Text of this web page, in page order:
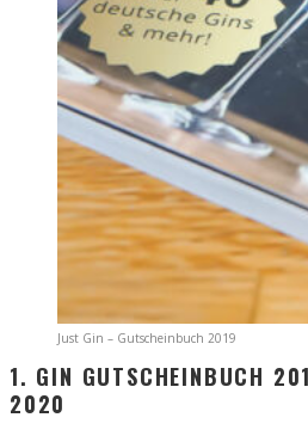
Just Gin – Gutscheinbuch 2019
1. GIN GUTSCHEINBUCH
2020